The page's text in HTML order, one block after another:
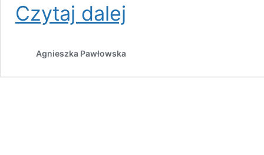
Czytaj dalej
kontakt
światem
Agnieszka Pawłowska